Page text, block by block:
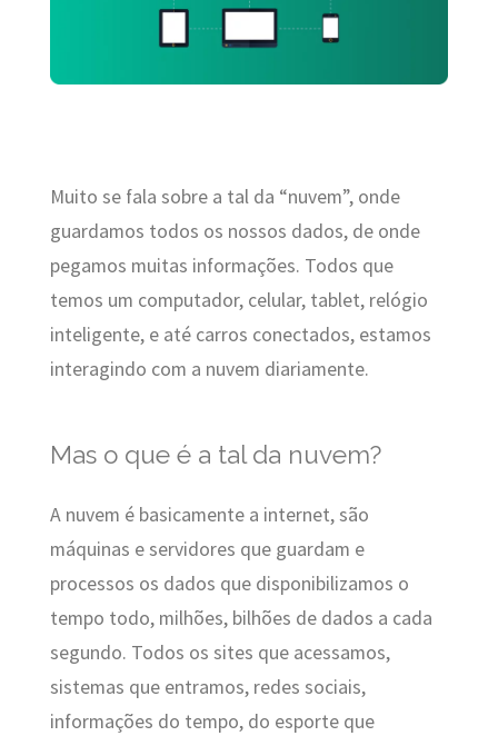
Muito se fala sobre a tal da “nuvem”, onde
guardamos todos os nossos dados, de onde
pegamos muitas informações. Todos que
temos um computador, celular, tablet, relógio
inteligente, e até carros conectados, estamos
interagindo com a nuvem diariamente.
Mas o que é a tal da nuvem?
A nuvem é basicamente a internet, são
máquinas e servidores que guardam e
processos os dados que disponibilizamos o
tempo todo, milhões, bilhões de dados a cada
segundo. Todos os sites que acessamos,
sistemas que entramos, redes sociais,
informações do tempo, do esporte que